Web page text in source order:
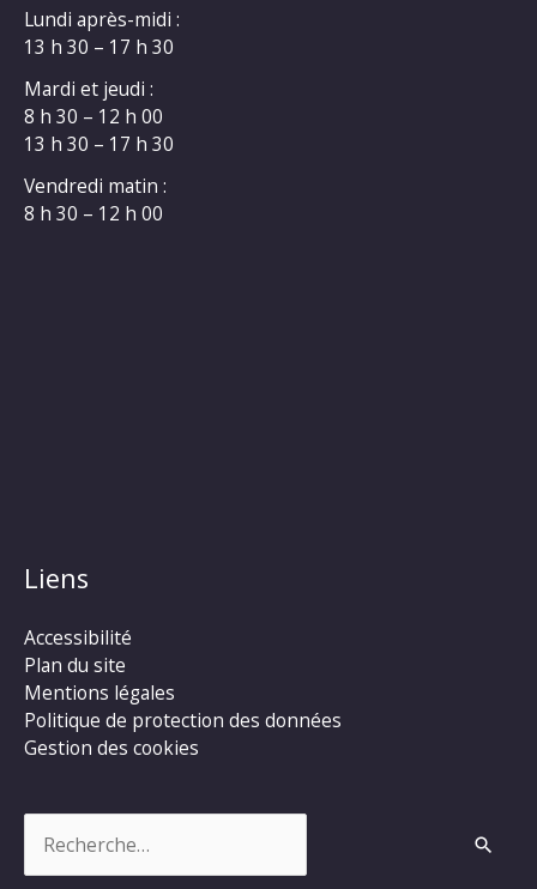
Lundi après-midi :
13 h 30 – 17 h 30
Mardi et jeudi :
8 h 30 – 12 h 00
13 h 30 – 17 h 30
Vendredi matin :
8 h 30 – 12 h 00
Liens
Accessibilité
Plan du site
Mentions légales
Politique de protection des données
Gestion des cookies